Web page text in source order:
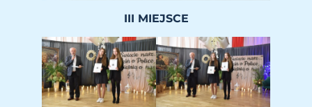
III MIEJSCE